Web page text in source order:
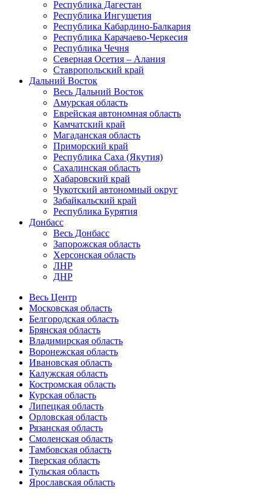
Республика Дагестан
Республика Ингушетия
Республика Кабардино-Балкария
Республика Карачаево-Черкесия
Республика Чечня
Северная Осетия – Алания
Ставропольский край
Дальний Восток
Весь Дальний Восток
Амурская область
Еврейская автономная область
Камчатский край
Магаданская область
Приморский край
Республика Саха (Якутия)
Сахалинская область
Хабаровский край
Чукотский автономный округ
Забайкальский край
Республика Бурятия
Донбасс
Весь Донбасс
Запорожская область
Херсонская область
ЛНР
ДНР
Весь Центр
Московская область
Белгородская область
Брянская область
Владимирская область
Воронежская область
Ивановская область
Калужская область
Костромская область
Курская область
Липецкая область
Орловская область
Рязанская область
Смоленская область
Тамбовская область
Тверская область
Тульская область
Ярославская область